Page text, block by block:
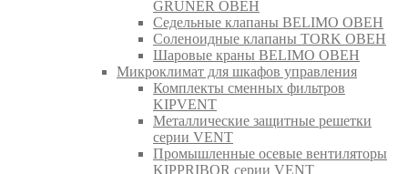
GRUNER ОВЕН
Седельные клапаны BELIMO ОВЕН
Соленоидные клапаны TORK ОВЕН
Шаровые краны BELIMO ОВЕН
Микроклимат для шкафов управления
Комплекты сменных фильтров
KIPVENT
Металлические защитные решетки
серии VENT
Промышленные осевые вентиляторы
KIPPRIBOR серии VENT